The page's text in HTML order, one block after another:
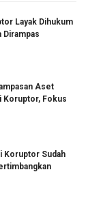
Layak Dihukum
Dirampas
Aset
Koruptor, Fokus
Koruptor Sudah